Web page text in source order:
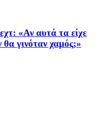
«Αν αυτά τα είχε
θα γινόταν χαμός;»